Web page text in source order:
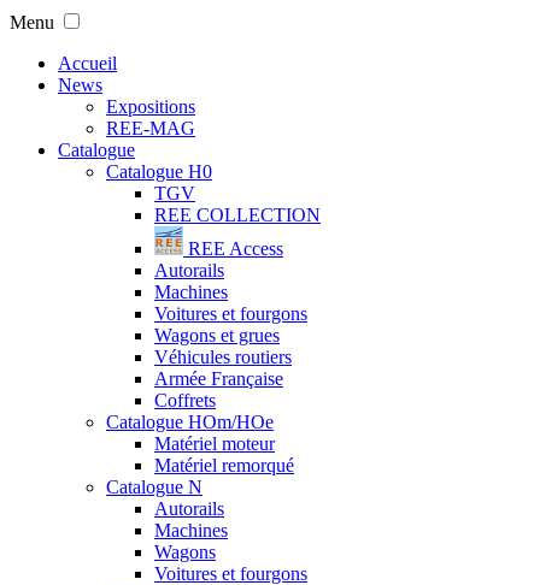
Menu
Accueil
News
Expositions
REE-MAG
Catalogue
Catalogue H0
TGV
REE COLLECTION
REE Access
Autorails
Machines
Voitures et fourgons
Wagons et grues
Véhicules routiers
Armée Française
Coffrets
Catalogue HOm/HOe
Matériel moteur
Matériel remorqué
Catalogue N
Autorails
Machines
Wagons
Voitures et fourgons